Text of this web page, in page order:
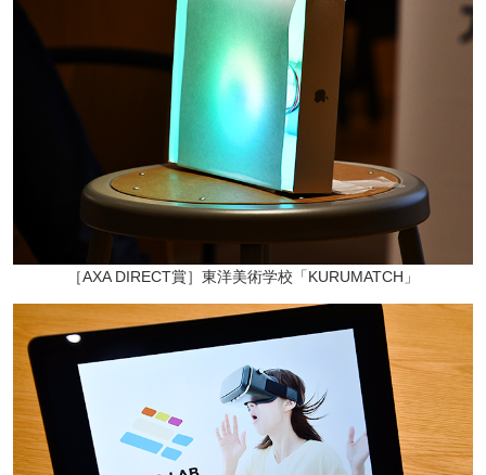
［AXA DIRECT賞］東洋美術学校「KURUMATCH」